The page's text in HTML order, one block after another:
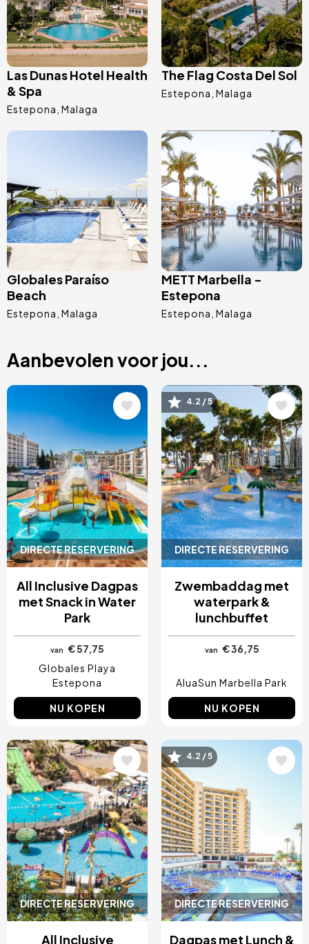
Las Dunas Hotel Health
& Spa
Estepona Malaga
The Flag Costa Del Sol
Estepona Malaga
Globales Paraíso
Beach
Estepona Malaga
Afbeelding
METT Marbella -
Estepona
Estepona Malaga
Aanbevolen voor jou...
DIRECTE RESERVERING
All Inclusive Dagpas
met Snack in Water
Park
van
€ 57,75
Globales Playa
Estepona
NU KOPEN
DIRECTE RESERVERING
Afbeelding
4.2 / 5
Zwembaddag met
waterpark &
lunchbuffet
van € 36,75
AluaSun Marbella Park
NU KOPEN
DIRECTE RESERVERING
Afbeelding
All Inclusive
DIRECTE RESERVERING
Afbeelding
4.2 / 5
Dagpas met Lunch &